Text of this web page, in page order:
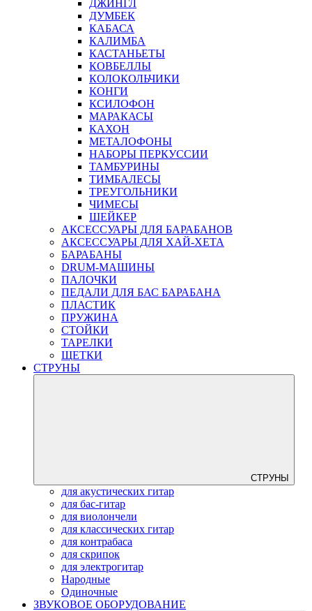
ДЖИНГЛ
ДУМБЕК
КАБАСА
КАЛИМБА
КАСТАНЬЕТЫ
КОВБЕЛЛЫ
КОЛОКОЛЬЧИКИ
КОНГИ
КСИЛОФОН
МАРАКАСЫ
КАХОН
МЕТАЛОФОНЫ
НАБОРЫ ПЕРКУССИИ
ТАМБУРИНЫ
ТИМБАЛЕСЫ
ТРЕУГОЛЬНИКИ
ЧИМЕСЫ
ШЕЙКЕР
АКСЕССУАРЫ ДЛЯ БАРАБАНОВ
АКСЕССУАРЫ ДЛЯ ХАЙ-ХЕТА
БАРАБАНЫ
DRUM-МАШИНЫ
ПАЛОЧКИ
ПЕДАЛИ ДЛЯ БАС БАРАБАНА
ПЛАСТИК
ПРУЖИНА
СТОЙКИ
ТАРЕЛКИ
ЩЕТКИ
СТРУНЫ
СТРУНЫ
для акустических гитар
для бас-гитар
для виолончели
для классических гитар
для контрабаса
для скрипок
для электрогитар
Народные
Одиночные
ЗВУКОВОЕ ОБОРУДОВАНИЕ